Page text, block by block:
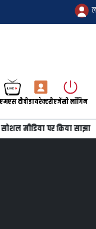
टीवीडायरेक्टरीएजेंसी लॉगिन
मीडिया पर किया साझा